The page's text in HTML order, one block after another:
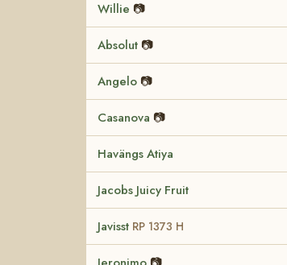
Willie 📷
Absolut 📷
Angelo 📷
Casanova 📷
Havängs Atiya
Jacobs Juicy Fruit
Javisst RP 1373 H